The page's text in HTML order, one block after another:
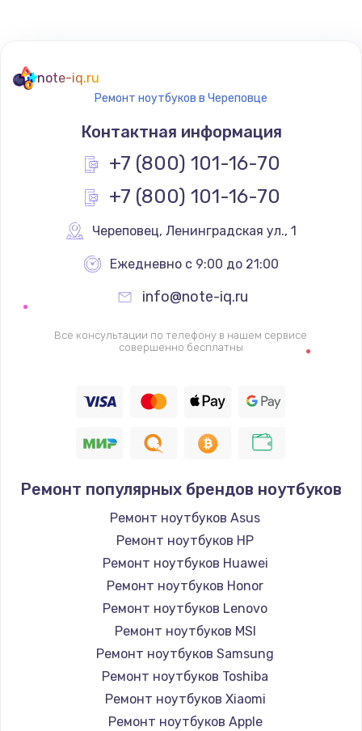
note-iq.ru
Ремонт ноутбуков в Череповце
Контактная информация
+7 (800) 101-16-70
+7 (800) 101-16-70
Череповец, Ленинградская ул., 1
Ежедневно с 9:00 до 21:00
info@note-iq.ru
Все консультации по телефону в нашем сервисе
совершенно бесплатны
Ремонт популярных брендов ноутбуков
Ремонт ноутбуков Asus
Ремонт ноутбуков HP
Ремонт ноутбуков Huawei
Ремонт ноутбуков Honor
Ремонт ноутбуков Lenovo
Ремонт ноутбуков MSI
Ремонт ноутбуков Samsung
Ремонт ноутбуков Toshiba
Ремонт ноутбуков Xiaomi
Ремонт ноутбуков Apple